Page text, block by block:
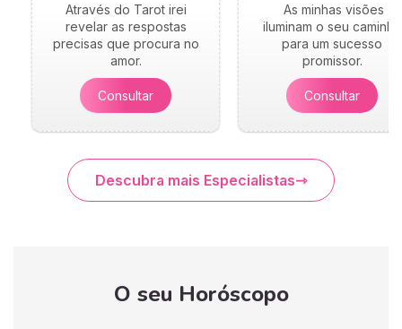
Através do Tarot irei
revelar as respostas
precisas que procura no
amor.
Consultar
As minhas visões
iluminam o seu caminho
para um sucesso
promissor.
Consultar
Descubra mais Especialistas
O seu Horóscopo